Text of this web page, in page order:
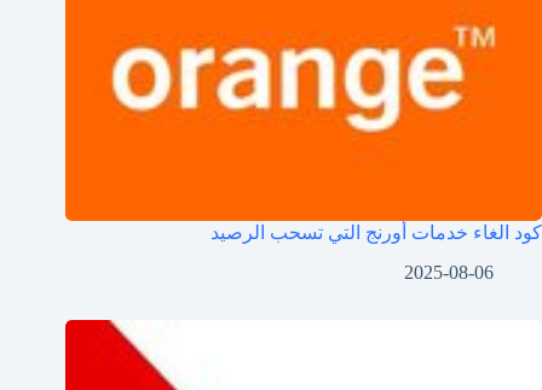
كود الغاء خدمات أورنج التي تسحب الرصيد
2025-08-06